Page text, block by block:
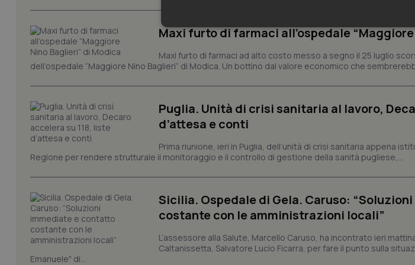
Maxi furto di farmaci all’ospedale
Maxi furto di farmaci ad alto costo messo a segno il 25 luglio
dell’ospedale “Maggiore Nino Baglieri” di Modica. Un bottino dal valore economico che
Puglia. Unità di crisi sanitaria al lavoro,
d’attesa e conti
Prima riunione, ieri in Puglia, dell’unità di crisi sanitaria appena
Regione per rendere strutturale il monitoraggio e il controllo di gestione della sanità pugliese,...
Sicilia. Ospedale di Gela. Caruso:
costante con le amministrazioni locali”
L’assessore alla Salute, Marcello Caruso, ha incontrato ieri
Caltanissetta, Salvatore Lucio Ficarra, per fare il punto sulla
Emanuele" di...
Necessari
Necessari Statistici
e l'accesso alle aree protette del sito. Il sito web non è in grado di
Nome
Fornitore /Dominio Scadenza
VISITOR_PRIVACY_METADATA
YouTube
5 mesi
CookieScriptConsent
CookieScript
www.quotidianosanita.it
5 mesi